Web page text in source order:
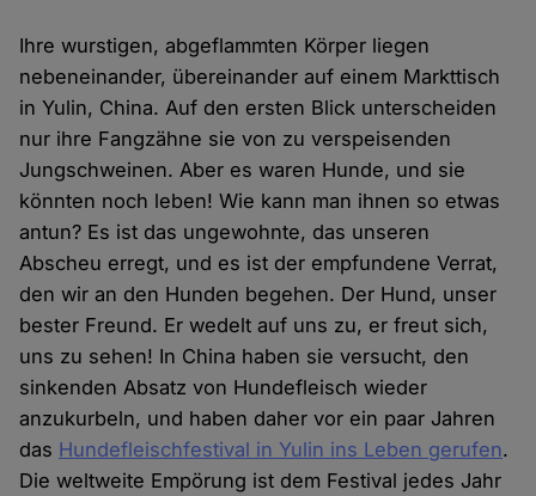
Ihre wurstigen, abgeflammten Körper liegen
nebeneinander, übereinander auf einem Markttisch
in Yulin, China. Auf den ersten Blick unterscheiden
nur ihre Fangzähne sie von zu verspeisenden
Jungschweinen. Aber es waren Hunde, und sie
könnten noch leben! Wie kann man ihnen so etwas
antun? Es ist das ungewohnte, das unseren
Abscheu erregt, und es ist der empfundene Verrat,
den wir an den Hunden begehen. Der Hund, unser
bester Freund. Er wedelt auf uns zu, er freut sich,
uns zu sehen! In China haben sie versucht, den
sinkenden Absatz von Hundefleisch wieder
anzukurbeln, und haben daher vor ein paar Jahren
das Hundefleischfestival in Yulin ins Leben gerufen.
Die weltweite Empörung ist dem Festival jedes Jahr